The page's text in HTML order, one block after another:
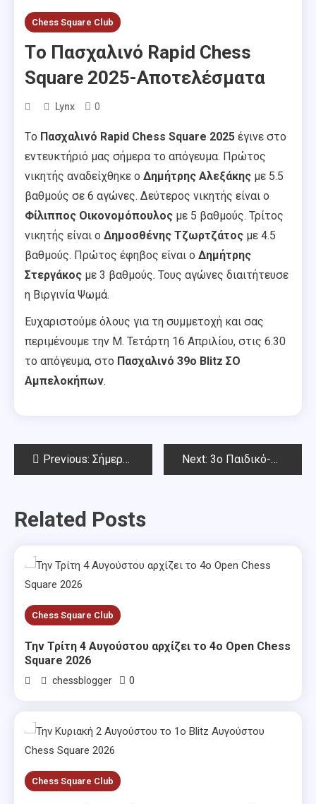
Chess Square Club
Tο Πασχαλινό Rapid Chess
Square 2025-Αποτελέσματα
Lynx 0
Tο Πασχαλινό Rapid Chess Square 2025 έγινε στο
εντευκτήριό μας σήμερα το απόγευμα. Πρώτος
νικητής αναδείχθηκε ο Δημήτρης Αλεξάκης με 5.5
βαθμούς σε 6 αγώνες. Δεύτερος νικητής είναι ο
Φίλιππος Οικονομόπουλος με 5 βαθμούς. Τρίτος
νικητής είναι ο Δημοσθένης Τζωρτζάτος με 4.5
βαθμούς. Πρώτος έφηβος είναι ο Δημήτρης
Στεργάκος με 3 βαθμούς. Τους αγώνες διαιτήτευσε
η Βιργινία Ψωμά.
Ευχαριστούμε όλους για τη συμμετοχή και σας
περιμένουμε την Μ. Τετάρτη 16 Απριλίου, στις 6.30
το απόγευμα, στο Πασχαλινό 39o Blitz ΣΟ
Αμπελοκήπων.
PostPrevious: Σήμερα Κυριακή 13 Απριλίου το Πασχαλινό Rapid Chess Square 2025 Next: 3ο Παιδικό-Νεανικό Κ18 Πασχαλινό Rapid Chess Square 2025
Related Posts
Chess Square Club
Την Τρίτη 4 Αυγούστου αρχίζει το 4ο Open Chess
Square 2026
chessblogger 0
Chess Square Club